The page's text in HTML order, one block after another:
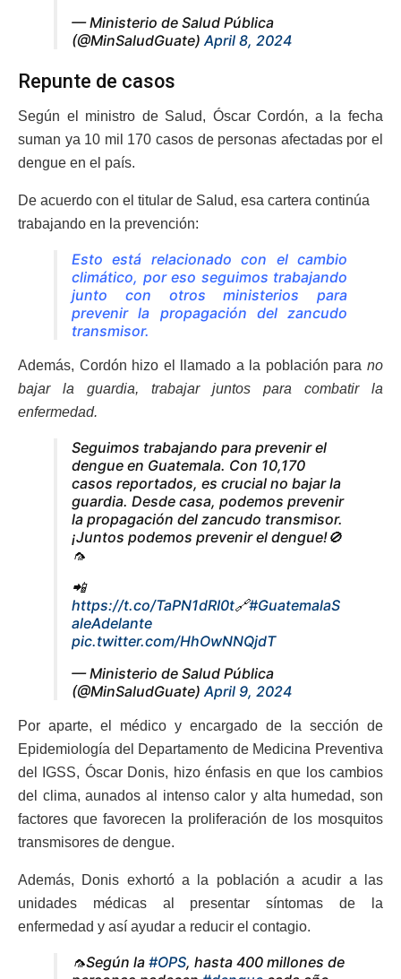
— Ministerio de Salud Pública
(@MinSaludGuate) April 8, 2024
Repunte de casos
Según el ministro de Salud, Óscar Cordón, a la fecha
suman ya 10 mil 170 casos de personas afectadas por el
dengue en el país.
De acuerdo con el titular de Salud, esa cartera continúa
trabajando en la prevención:
Esto está relacionado con el cambio
climático, por eso seguimos trabajando
junto con otros ministerios para
prevenir la propagación del zancudo
transmisor.
Además, Cordón hizo el llamado a la población para no
bajar la guardia, trabajar juntos para combatir la
enfermedad.
Seguimos trabajando para prevenir el
dengue en Guatemala. Con 10,170
casos reportados, es crucial no bajar la
guardia. Desde casa, podemos prevenir
la propagación del zancudo transmisor.
¡Juntos podemos prevenir el dengue!🚫
🦟
📲
https://t.co/TaPN1dRI0t🔗#GuatemalaS
aleAdelante
pic.twitter.com/HhOwNNQjdT
— Ministerio de Salud Pública
(@MinSaludGuate)April 9, 2024
Por aparte, el médico y encargado de la sección de
Epidemiología del Departamento de Medicina Preventiva
del IGSS, Óscar Donis, hizo énfasis en que los cambios
del clima, aunados al intenso calor y alta humedad, son
factores que favorecen la proliferación de los mosquitos
transmisores de dengue.
Además, Donis exhortó a la población a acudir a las
unidades médicas al presentar síntomas de la
enfermedad y así ayudar a reducir el contagio.
🦟Según la #OPS, hasta 400 millones de